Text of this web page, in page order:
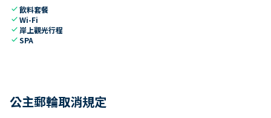
check飲料套餐
checkWi-Fi
check 岸上觀光行程
checkSPA
公主郵輪取消規定